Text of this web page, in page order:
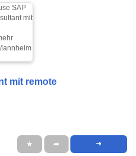
mit remote
★ ➦ ➜